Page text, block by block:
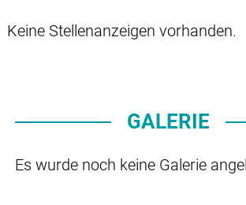
Keine Stellenanzeigen vorhanden.
GALERIE
Es wurde noch keine Galerie